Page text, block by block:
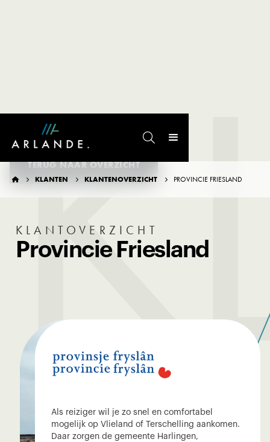

  KLANTEN  KLANTENOVERZICHT  PROVINCIE FRIESLAND
TERUG NAAR OVERZICHT
KLANTOVERZICHT
Provincie Friesland
Als reiziger wil je zo snel en comfortabel
mogelijk op Vlieland of Terschelling aankomen.
Daar zorgen de gemeente Harlingen,